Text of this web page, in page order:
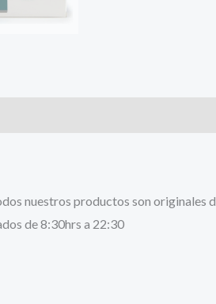
nuestros productos son
de 8:30hrs a 22:30